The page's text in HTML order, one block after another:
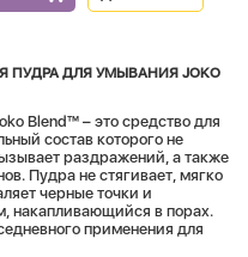
ПУДРА ДЛЯ УМЫВАНИЯ JOKO
Blend™ – это средство для
состав которого не
раздражений, а также
Пудра не стягивает, мягко
черные точки и
накапливающийся в порах.
применения для